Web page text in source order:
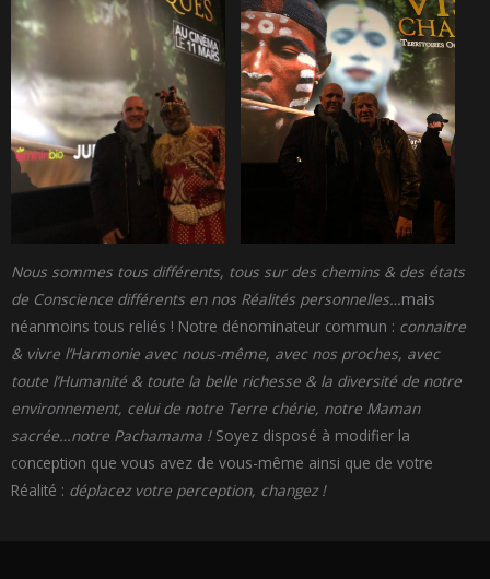
Nous sommes tous différents, tous sur des chemins & des états
de Conscience différents en nos Réalités personnelles…mais
néanmoins tous reliés ! Notre dénominateur commun : connaitre
& vivre l’Harmonie avec nous-même, avec nos proches, avec
toute l’Humanité & toute la belle richesse & la diversité de notre
environnement, celui de notre Terre chérie, notre Maman
sacrée…notre Pachamama ! Soyez disposé à modifier la
conception que vous avez de vous-même ainsi que de votre
Réalité : déplacez votre perception, changez !